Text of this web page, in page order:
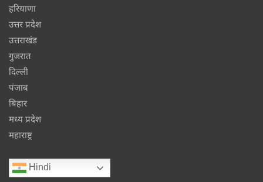
हरियाणा
उत्तर प्रदेश
उत्तराखंड
गुजरात
दिल्ली
पंजाब
बिहार
मध्य प्रदेश
महाराष्ट्र
Hindi